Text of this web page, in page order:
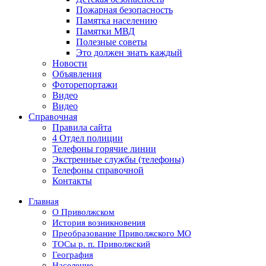
Пожарная безопасность
Памятка населению
Памятки МВД
Полезные советы
Это должен знать каждый
Новости
Объявления
Фоторепортажи
Видео
Видео
Справочная
Правила сайта
4 Отдел полиции
Телефоны горячие линии
Экстренные службы (телефоны)
Телефоны справочной
Контакты
Главная
О Приволжском
История возникновения
Преобразование Приволжского МО
ТОСы р. п. Приволжский
География